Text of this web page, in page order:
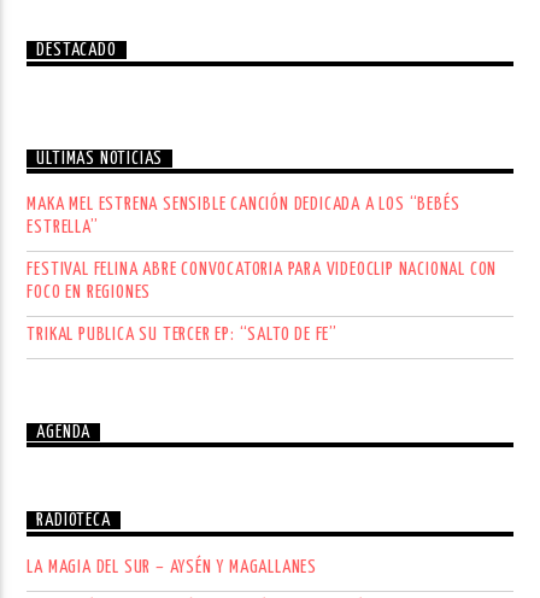
DESTACADO
ÚLTIMAS NOTICIAS
MAKA MEL ESTRENA SENSIBLE CANCIÓN DEDICADA A LOS “BEBÉS
ESTRELLA”
FESTIVAL FELINA ABRE CONVOCATORIA PARA VIDEOCLIP NACIONAL CON
FOCO EN REGIONES
TRIKAL PUBLICA SU TERCER EP: “SALTO DE FE”
AGENDA
RADIOTECA
LA MAGIA DEL SUR – AYSÉN Y MAGALLANES